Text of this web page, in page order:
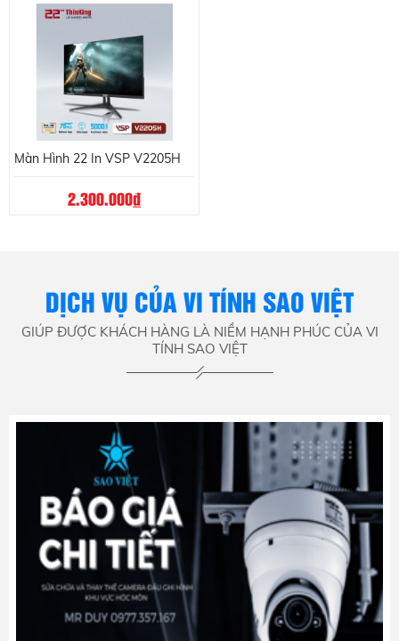
Màn Hình 22 In VSP V2205H
2.300.000đ
DỊCH VỤ CỦA VI TÍNH SAO VIỆT
GIÚP ĐƯỢC KHÁCH HÀNG LÀ NIỀM HẠNH PHÚC CỦA VI
TÍNH SAO VIỆT